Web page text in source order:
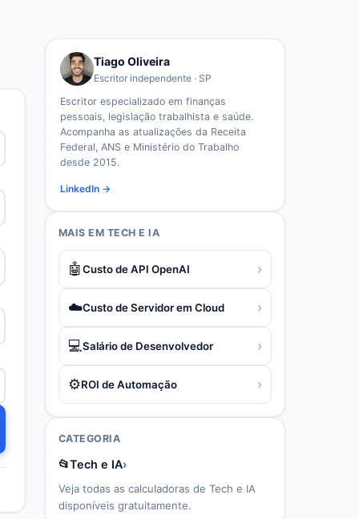
Tiago Oliveira
Escritor independente · SP
Escritor especializado em finanças
pessoais, legislação trabalhista e saúde.
Acompanha as atualizações da Receita
Federal, ANS e Ministério do Trabalho
desde 2015.
LinkedIn →
MAIS EM TECH E IA
🤖Custo de API OpenAI ›
☁️Custo de Servidor em Cloud ›
💻 Salário de Desenvolvedor ›
⚙️ROI de Automação ›
CATEGORIA
📂Tech e IA›
Veja todas as calculadoras de Tech e IA
disponíveis gratuitamente.